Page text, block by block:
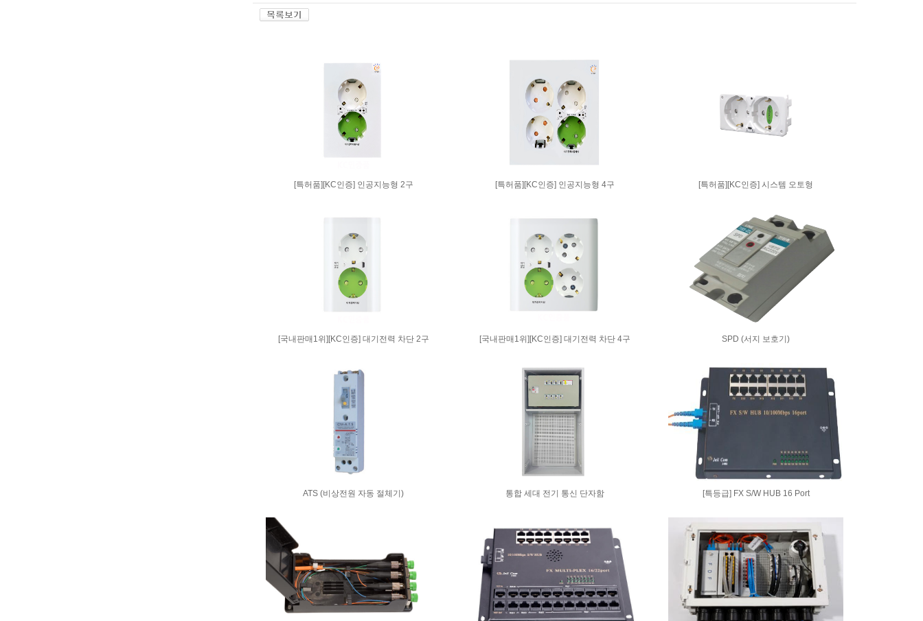
[특허품][KC인증] 인공지능형 2구 [특허품][KC인증] 인공지능형 4구 [특허품][KC인증] 시스템 오토형
[국내판매1위][KC인증] 대기전력 차단 2구 [국내판매1위][KC인증] 대기전력 차단 4구 SPD (서지 보호기)
ATS (비상전원 자동 절체기) 통합 세대 전기 통신 단자함 [특등급] FX S/W HUB 16 Port